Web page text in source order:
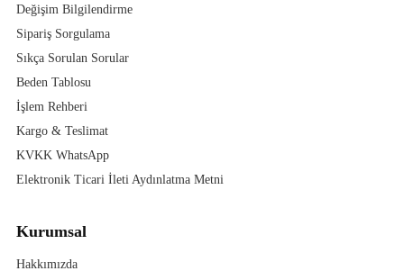
Değişim Bilgilendirme
Sipariş Sorgulama
Sıkça Sorulan Sorular
Beden Tablosu
İşlem Rehberi
Kargo & Teslimat
KVKK WhatsApp
Elektronik Ticari İleti Aydınlatma Metni
Kurumsal
Hakkımızda